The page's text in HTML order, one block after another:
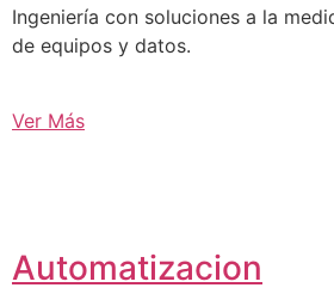
Ingeniería con soluciones a la
de equipos y datos.
Ver Más
Automatizacion